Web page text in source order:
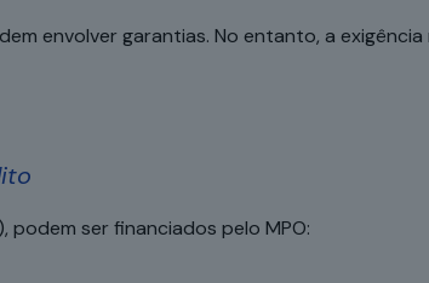
envolver garantias. No entanto, a
podem ser financiados pelo MPO: